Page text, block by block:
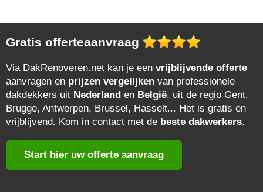
Gratis offerteaanvraag
Via DakRenoveren.net kan je een vrijblijvende offerte
aanvragen en prijzen vergelijken van professionele
dakdekkers uit Nederland en België, uit de regio Gent,
Brugge, Antwerpen, Brussel, Hasselt... Het is gratis en
vrijblijvend. Kom in contact met de beste dakwerkers.
Start hier uw offerte aanvraag